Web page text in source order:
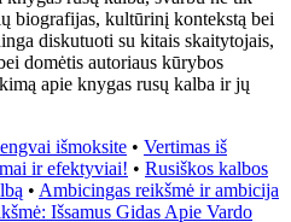
biografijas, kultūrinį kontekstą bei
diskutuoti su kitais skaitytojais,
domėtis autoriaus kūrybos
apie knygas rusų kalba ir jų
išmoksite • Vertimas iš
ir efektyviai! • Rusiškos kalbos
• Ambicingas reikšmė ir ambicija
Išsamus Gidas Apie Vardo